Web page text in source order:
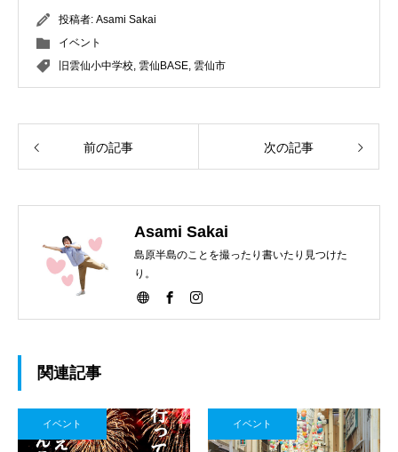
投稿者: Asami Sakai
イベント
旧雲仙小中学校, 雲仙BASE, 雲仙市
前の記事 次の記事
Asami Sakai
島原半島のことを撮ったり書いたり見つけた
り。
関連記事
イベント イベント